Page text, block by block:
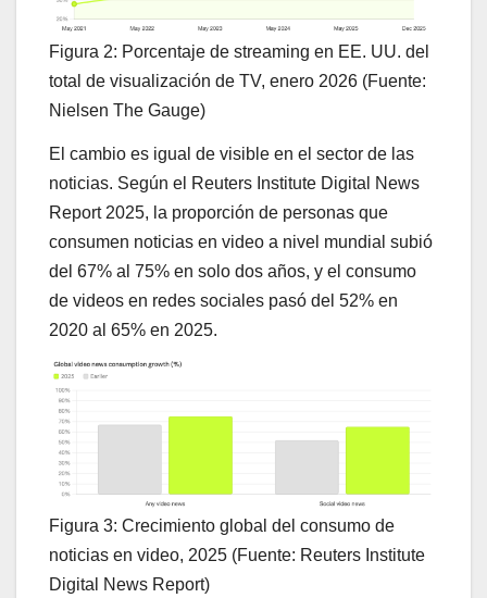
Figura 2: Porcentaje de streaming en EE. UU. del
total de visualización de TV, enero 2026 (Fuente:
Nielsen The Gauge)
El cambio es igual de visible en el sector de las
noticias. Según el Reuters Institute Digital News
Report 2025, la proporción de personas que
consumen noticias en video a nivel mundial subió
del 67% al 75% en solo dos años, y el consumo
de videos en redes sociales pasó del 52% en
2020 al 65% en 2025.
Figura 3: Crecimiento global del consumo de
noticias en video, 2025 (Fuente: Reuters Institute
Digital News Report)